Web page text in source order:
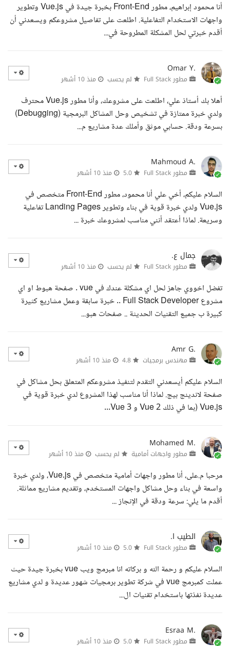
أنا محمود إبراهيم، مطور Front-End بخبرة جيدة في Vue.js وتطوير
واجهات الاستخدام التفاعلية. اطلعت على تفاصيل مشروعكم ويسعدني أن
أقدم خبرتي لحل المشكلة المطروحة في...
Omar Y.
مطور Full Stack لم يحسب منذ 10 أشهر
أهلا بك أستاذ علي، اطلعت على مشروعك، وأنا مطور Vue.js محترف
ولدي خبرة ممتازة في تشخيص وحل المشاكل البرمجية (Debugging)
بسرعة ودقة. حسابي موثق وأملك عدة مشاريع م...
Mahmoud A.
مطور Full Stack منذ 10 أشهر
السلام عليكم، أخي علي أنا محمود، مطور Front-End متخصص في
Vue.js ولدي خبرة قوية في بناء وتطوير Landing Pages تفاعلية
وسريعة. لماذا أعتقد أنني مناسب لمشروعك خبرة ...
جمال ع.
مطور Full Stack لم يحسب منذ 10 أشهر
تفضل اخووي جاهز لحل اي مشكلة عندك في vue . صفحة هبوط او اي
مشروع Full Stack Developer .. خبرة سابقة وعمل مشاريع كثيرة
كبيرة ب جميع التقنيات الحديثة .. صفحات هبو...
Amr G.
مهندس برمجيات منذ 10 أشهر
السلام عليكم أيسعدني التقدم لتنفيذ مشروعكم المتعلق بحل مشاكل في
صفحة لاندينج بيج. لماذا أنا مناسب لهذا المشروع لدي خبرة قوية في
Vue.js (بما في ذلك Vue 2 و Vue 3...
Mohamed M.
مطور واجهات أمامية لم يحسب منذ 10 أشهر
مرحبا م.على، أنا مطور واجهات أمامية متخصص في Vue.js، ولدي خبرة
واسعة في بناء وحل مشاكل واجهات المستخدم، وتقديم مشاريع مماثلة.
أقدم ما يلي: سرعة ودقة في الإنجاز ...
الطيب ا.
مطور Full Stack منذ 10 أشهر
السلام عليكم و رحمة الله و بركاته انا مبرمج ويب vue بخبرة جيدة حيث
عملت كمبرمج vue في شركة تطوير برمجيات شهور عديدة و لدي مشاريع
عديدة نفذتها باستخدام تقنيات ال...
Esraa M.
مطور Full Stack منذ 10 أشهر